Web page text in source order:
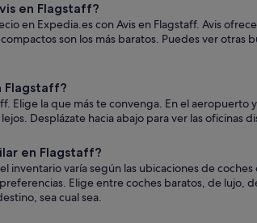
en Flagstaff?
en Expedia.es con Avis en Flagstaff. Avis
son los más baratos. Puedes ver
Flagstaff?
Elige la que más te convenga. En el
Desplázate hacia abajo para ver las oficinas
en Flagstaff?
inventario varía según las ubicaciones de
Elige entre coches baratos, de
sea cual sea.